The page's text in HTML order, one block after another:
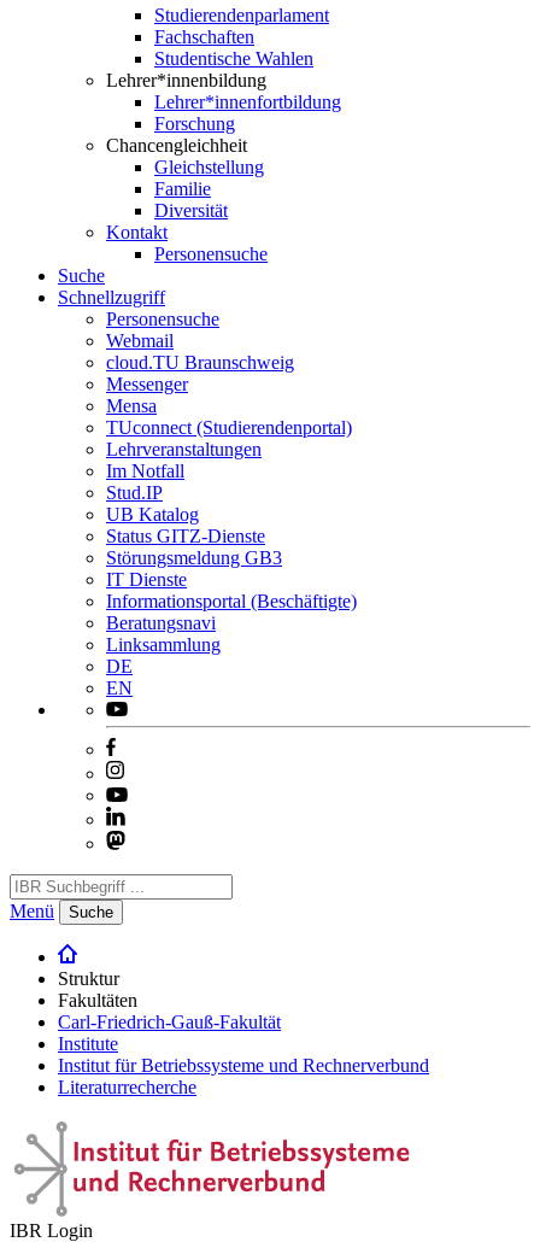
Studierendenparlament
Fachschaften
Studentische Wahlen
Lehrer*innenbildung
Lehrer*innenfortbildung
Forschung
Chancengleichheit
Gleichstellung
Familie
Diversität
Kontakt
Personensuche
Suche
Schnellzugriff
Personensuche
Webmail
cloud.TU Braunschweig
Messenger
Mensa
TUconnect (Studierendenportal)
Lehrveranstaltungen
Im Notfall
Stud.IP
UB Katalog
Status GITZ-Dienste
Störungsmeldung GB3
IT Dienste
Informationsportal (Beschäftigte)
Beratungsnavi
Linksammlung
DE
EN
Menü Suche
Struktur
Fakultäten
Carl-Friedrich-Gauß-Fakultät
Institute
Institut für Betriebssysteme und Rechnerverbund
Literaturrecherche
IBR Login